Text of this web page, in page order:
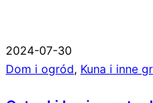
2024-07-30
Dom i ogród, Kuna i inne